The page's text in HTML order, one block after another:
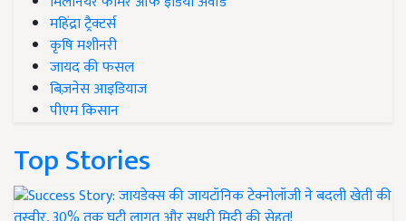
महिंद्रा ट्रैक्टर्स
कृषि मशीनरी
जायद की फसल
बिज़नेस आइडियाज
पीएम किसान
Top Stories